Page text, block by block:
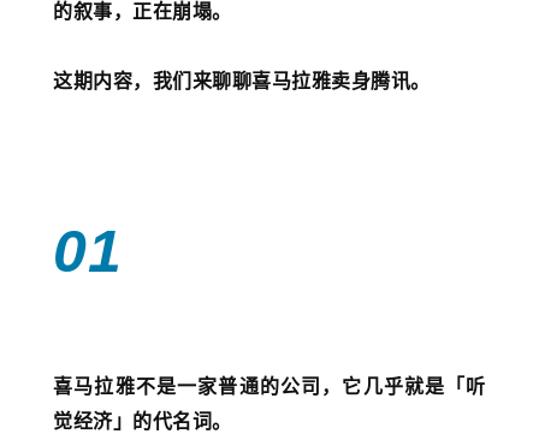
的叙事，正在崩塌。
这期内容，我们来聊聊喜马拉雅卖身腾讯。
01
喜马拉雅不是一家普通的公司，它几乎就是「听
觉经济」的代名词。